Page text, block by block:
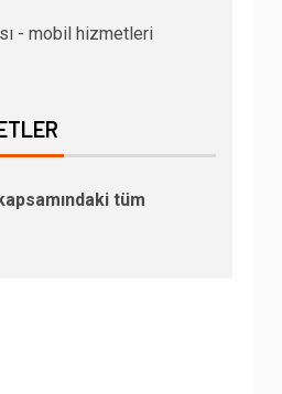
- mobil hizmetleri
tüm